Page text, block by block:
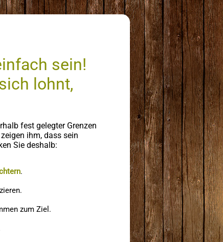
sein!
lohnt,
fest gelegter Grenzen
ihm, dass sein
Sie deshalb:
.
zum Ziel.